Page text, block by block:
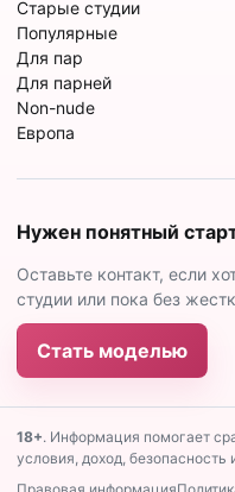
Старые студии
Популярные
Для пар
Для парней
Non-nude
Европа
Нужен понятный
Оставьте контакт, если
студии или пока без
Стать моделью
18+. Информация помогает
условия, доход, безопасность